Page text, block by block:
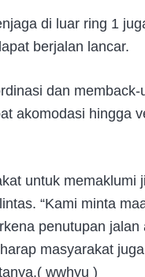
di luar ring 1
berjalan lancar.
dan
akomodasi hingga
untuk
“Kami minta
penutupan
masyarakat
wwhyu )